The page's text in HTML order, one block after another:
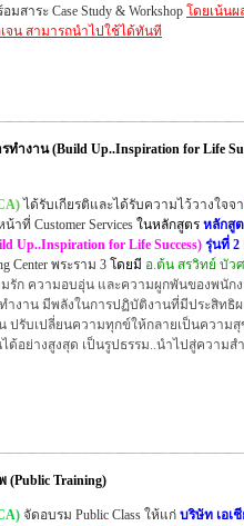
าระ Case Study & Workshop โดยเน้น
จน สามารถนำไปใช้ได้ทันที
ำงาน (Build Up..Inspiration for Life
ได้รับเกียรติและได้รับความไว้วางใจจ
ที่ Customer Services ในหลักสูตร หลักสู
Up..Inspiration for Life Success) รุ่นที่ 2
Center พระราม 3 โดยมี อ.ต้น สรวิทย์ บัว
รัก ความอบอุ่น และความผูกพันของพนัก
งาน มีพลังในการปฏิบัติงานที่มีประสิทธิ
ปรับเปลี่ยนความทุกข์ให้กลายเป็นความ
ด้อย่างสูงสุด เป็นรูปธรรม..นำไปสู่ความ
(Public Training)
จัดอบรม Public Class ให้แก่ บริษัท เอเ